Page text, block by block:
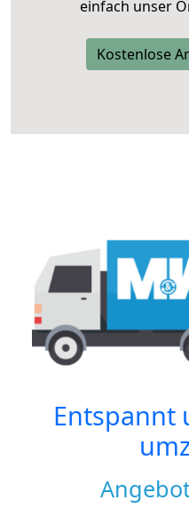
einfach unser
Kostenlose
Entspannt